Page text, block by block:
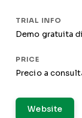
Demo gratuita
Precio a
Website